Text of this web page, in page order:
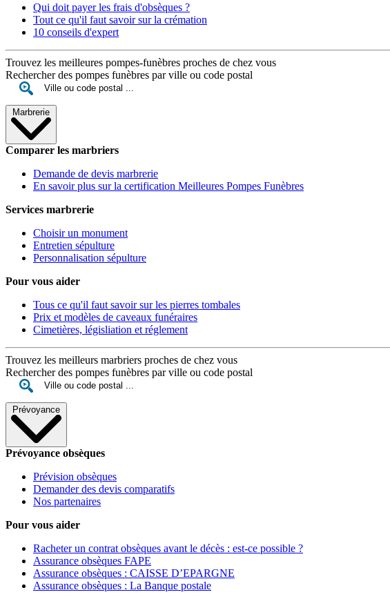
Qui doit payer les frais d'obsèques ?
Tout ce qu'il faut savoir sur la crémation
10 conseils d'expert
Trouvez les meilleures pompes-funèbres proches de chez vous
Rechercher des pompes funèbres par ville ou code postal
Marbrerie
Comparer les marbriers
Demande de devis marbrerie
En savoir plus sur la certification Meilleures Pompes Funèbres
Services marbrerie
Choisir un monument
Entretien sépulture
Personnalisation sépulture
Pour vous aider
Tous ce qu'il faut savoir sur les pierres tombales
Prix et modèles de caveaux funéraires
Cimetières, législiation et réglement
Trouvez les meilleurs marbriers proches de chez vous
Rechercher des pompes funèbres par ville ou code postal
Prévoyance
Prévoyance obsèques
Prévision obsèques
Demander des devis comparatifs
Nos partenaires
Pour vous aider
Racheter un contrat obsèques avant le décès : est-ce possible ?
Assurance obsèques FAPE
Assurance obsèques : CAISSE D’EPARGNE
Assurance obsèques : La Banque postale